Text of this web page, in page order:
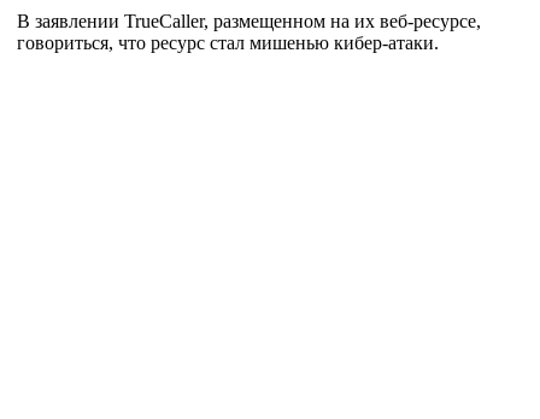
В заявлении TrueCaller, размещенном на их веб-ресурсе,
говориться, что ресурс стал мишенью кибер-атаки.